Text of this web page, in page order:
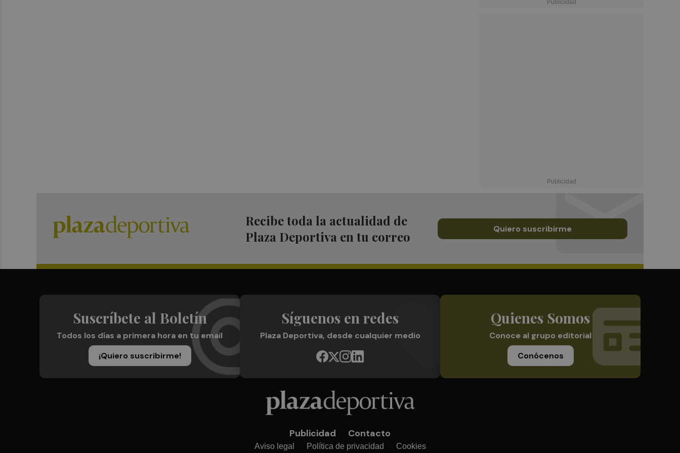
Recibe toda la actualidad de
Plaza Deportiva en tu correo
Quiero suscribirme
Suscríbete al Boletín
Todos los días a primera hora en tu email
¡Quiero suscribirme!
Síguenos en redes
Plaza Deportiva, desde cualquier medio
Quienes Somos
Conoce al grupo editorial
Conócenos
Publicidad Contacto
Aviso legal Política de privacidad Cookies